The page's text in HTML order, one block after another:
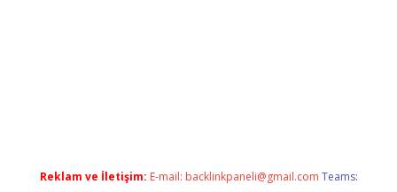
Reklam ve İletişim: E-mail: backlinkpaneli@gmail.com Teams: